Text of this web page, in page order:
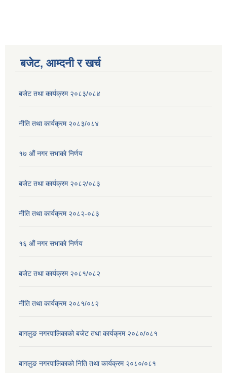
बजेट, आम्दनी र खर्च
बजेट तथा कार्यक्रम २०८३/०८४
नीति तथा कार्यक्रम २०८३/०८४
१७ ‌‍औं नगर सभाकाे निर्णय
बजेट तथा कार्यक्रम २०८२/०८३
नीति तथा कार्यक्रम २०८२-०८३
१६ ‌औं नगर सभाकाे निर्णय
बजेट तथा कार्यक्रम २०८१/०८२
नीति तथा कार्यक्रम २०८१/०८२
बागलुङ नगरपालिकाको बजेट तथा कार्यक्रम २०८०/०८१
बागलुङ नगरपालिकाको निति तथा कार्यक्रम २०८०/०८१